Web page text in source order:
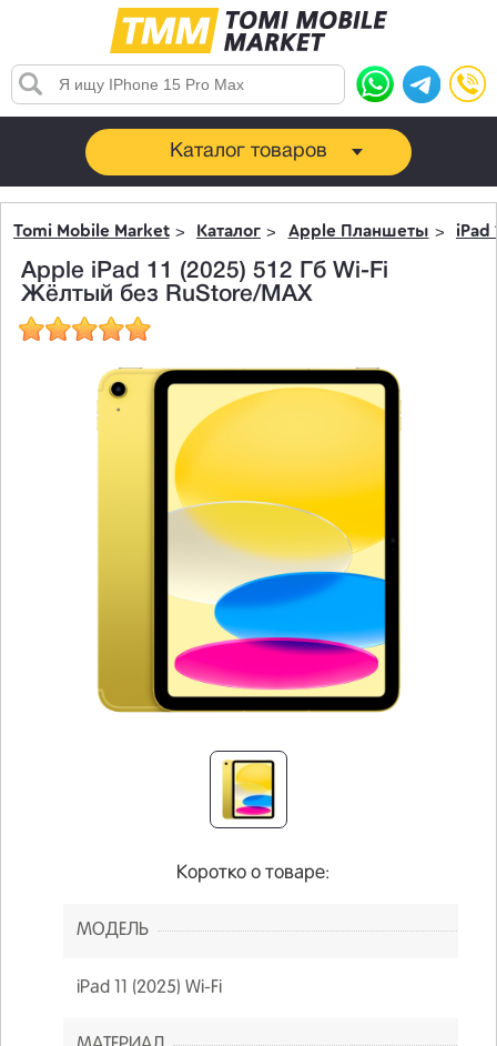
Каталог товаров
Tomi Mobile Market Каталог Apple Планшеты iPad
Apple iPad 11 (2025) 512 Гб Wi-Fi
Жёлтый без RuStore/MAX
Коротко о товаре:
МОДЕЛЬ
iPad 11 (2025) Wi-Fi